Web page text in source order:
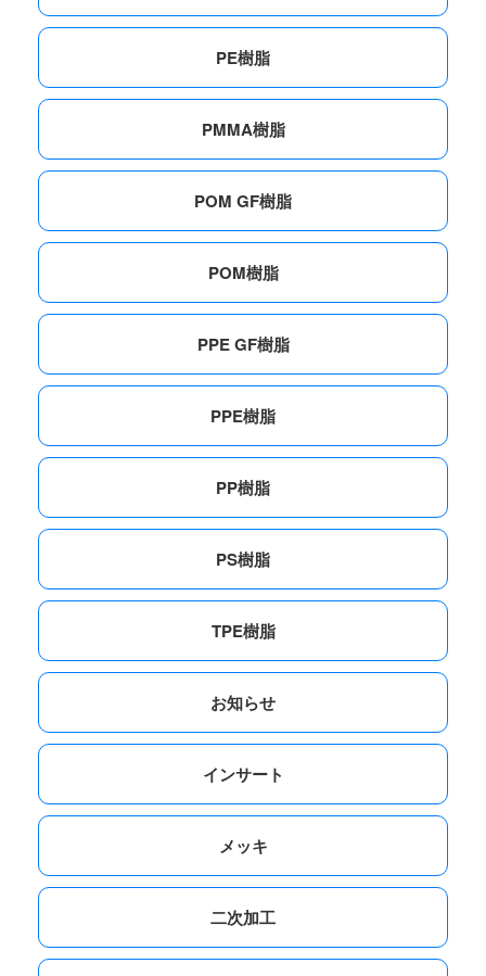
PE樹脂
PMMA樹脂
POM GF樹脂
POM樹脂
PPE GF樹脂
PPE樹脂
PP樹脂
PS樹脂
TPE樹脂
お知らせ
インサート
メッキ
二次加工